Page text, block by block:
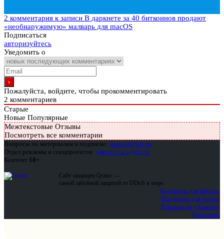
2 комментария к записи В даркнете за 40 биткоинов продают
«необнаружимую» малварь для macOS
Подписаться
авторизуйтесь
Уведомить о
Пожалуйста, войдите, чтобы прокомментировать
2 комментариев
Старые
Новые Популярные
Межтекстовые Отзывы
Посмотреть все комментарии
Вопросы по материалам и подписке: support@glc.ru
Отдел рекламы и спецпроектов: yakovleva.a@glc.ru
Контент 18+
Сайт защищен Qrator —
самой забойной защитой от DDoS в мире
Подписка для физлиц
Подписка для юрлиц
Реклама на «Хакере»
Контакты